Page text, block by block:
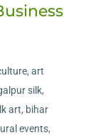
, art
silk,
art, bihar
events,